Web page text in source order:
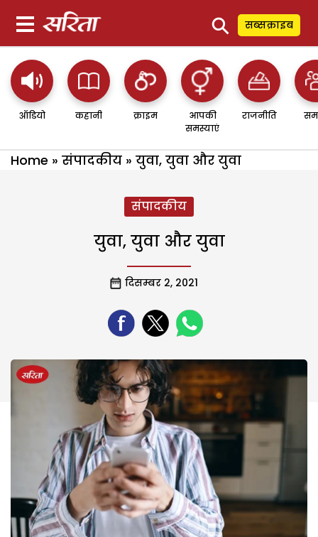
⚲ सब्सक्राइब
ऑडियो कहानी क्राइम
आपकी
समस्याएं
राजनीति
Home » संपादकीय » युवा, युवा और युवा
संपादकीय
युवा, युवा और युवा
दिसम्बर 2, 2021